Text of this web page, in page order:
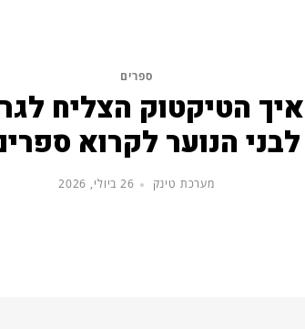
ספרים
איך הטיקטוק הצליח
לבני הנוער לקרוא
מערכת טינק 26 ביולי, 2026